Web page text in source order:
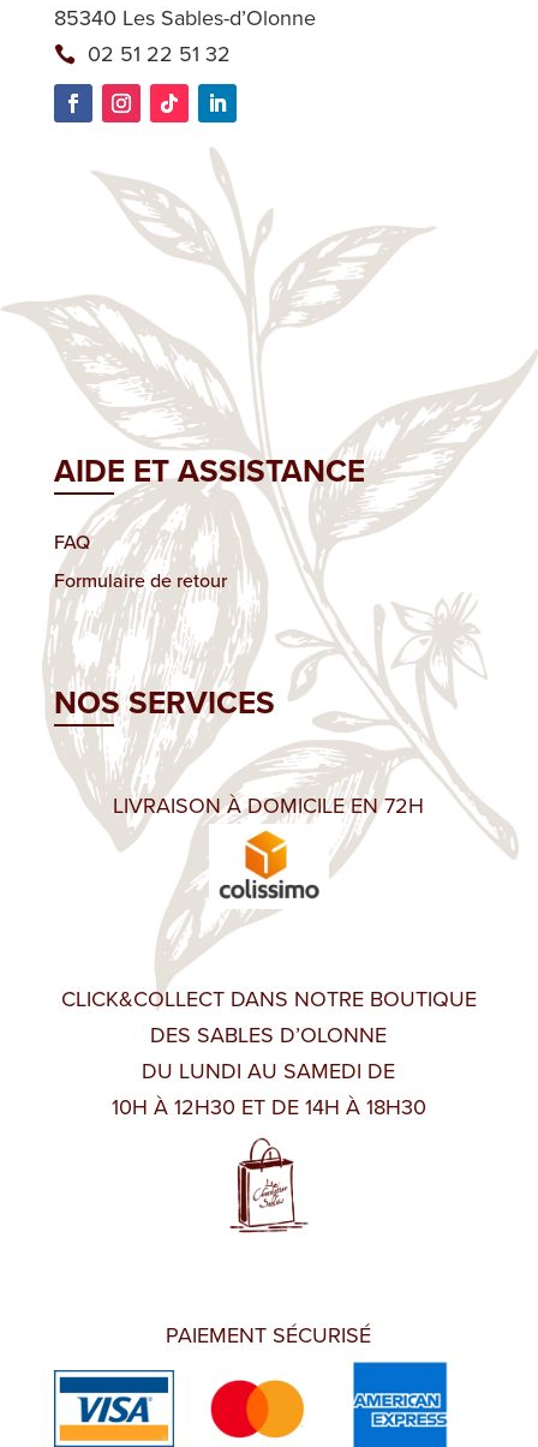
85340 Les Sables-d’Olonne
02 51 22 51 32
AIDE ET ASSISTANCE
FAQ
Formulaire de retour
NOS SERVICES
LIVRAISON À DOMICILE EN 72H
CLICK&COLLECT DANS NOTRE BOUTIQUE
DES SABLES D’OLONNE
DU LUNDI AU SAMEDI DE
10H À 12H30 ET DE 14H À 18H30
PAIEMENT SÉCURISÉ